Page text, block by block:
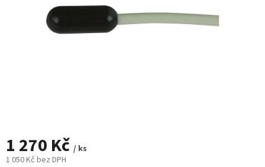
1 270 Kč / ks
1 050 Kč bez DPH